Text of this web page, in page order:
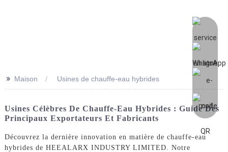
>> Maison Usines de chauffe-eau hybrides
Usines Célèbres De Chauffe-Eau Hybrides : Guide Des
Principaux Exportateurs Et Fabricants
Découvrez la dernière innovation en matière de chauffe-eau
hybrides de HEEALARX INDUSTRY LIMITED. Notre